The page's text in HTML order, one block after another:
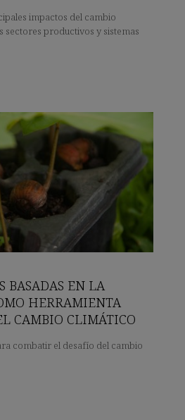
impactos del cambio
sectores productivos y sistemas
BASADAS EN LA
HERRAMIENTA
CAMBIO CLIMÁTICO
combatir el desafío del cambio